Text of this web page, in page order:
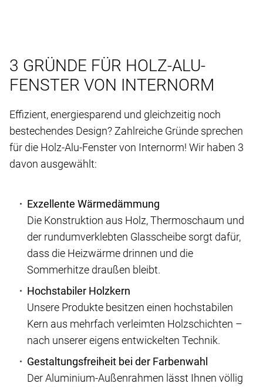
3 GRÜNDE FÜR HOLZ-ALU-
FENSTER VON INTERNORM
Effizient, energiesparend und gleichzeitig noch
bestechendes Design? Zahlreiche Gründe sprechen
für die Holz-Alu-Fenster von Internorm! Wir haben 3
davon ausgewählt:
Exzellente Wärmedämmung
Die Konstruktion aus Holz, Thermoschaum und
der rundumverklebten Glasscheibe sorgt dafür,
dass die Heizwärme drinnen und die
Sommerhitze draußen bleibt.
Hochstabiler Holzkern
Unsere Produkte besitzen einen hochstabilen
Kern aus mehrfach verleimten Holzschichten –
nach unserer eigens entwickelten Technik.
Gestaltungsfreiheit bei der Farbenwahl
Der Aluminium-Außenrahmen lässt Ihnen völlig